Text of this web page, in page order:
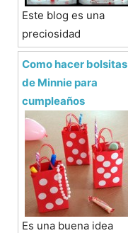
Este blog es una
preciosidad
Como hacer bolsitas
de Minnie para
cumpleaños
Es una buena idea